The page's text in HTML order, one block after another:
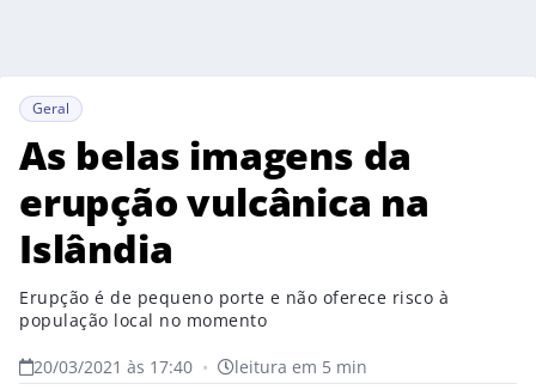
Geral
As belas imagens da
erupção vulcânica na
Islândia
Erupção é de pequeno porte e não oferece risco à
população local no momento
20/03/2021 às 17:40 • leitura em 5 min